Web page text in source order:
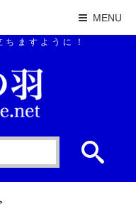
MENU
ますように！